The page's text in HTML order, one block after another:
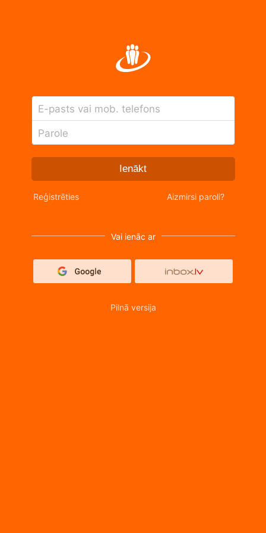
E-pasts vai mob. telefons
Parole
Ienākt
Reģistrēties Aizmirsi paroli?
Vai ienāc ar
Pilnā versija